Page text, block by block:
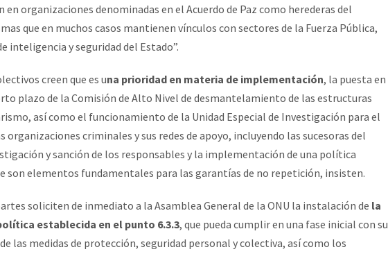
en organizaciones denominadas en el Acuerdo de Paz como herederas del
que en muchos casos mantienen vínculos con sectores de la Fuerza Pública,
inteligencia y seguridad del Estado”.
creen que es una prioridad en materia de implementación, la puesta en
plazo de la Comisión de Alto Nivel de desmantelamiento de las estructuras
así como el funcionamiento de la Unidad Especial de Investigación para el
criminales y sus redes de apoyo, incluyendo las sucesoras del
y sanción de los responsables y la implementación de una política
son elementos fundamentales para las garantías de no repetición, insisten.
soliciten de inmediato a la Asamblea General de la ONU la instalación de la
establecida en el punto 6.3.3, que pueda cumplir en una fase inicial con su
las medidas de protección, seguridad personal y colectiva, así como los